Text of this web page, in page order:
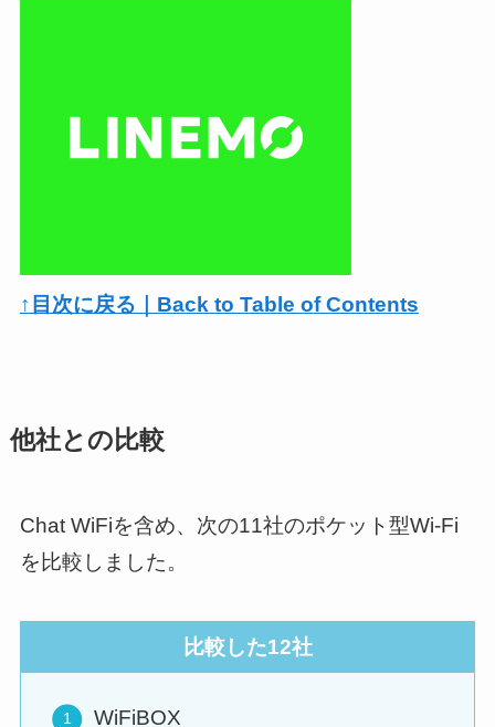
↑目次に戻る｜Back to Table of Contents
他社との比較
Chat WiFiを含め、次の11社のポケット型Wi-Fi
を比較しました。
比較した12社
WiFiBOX